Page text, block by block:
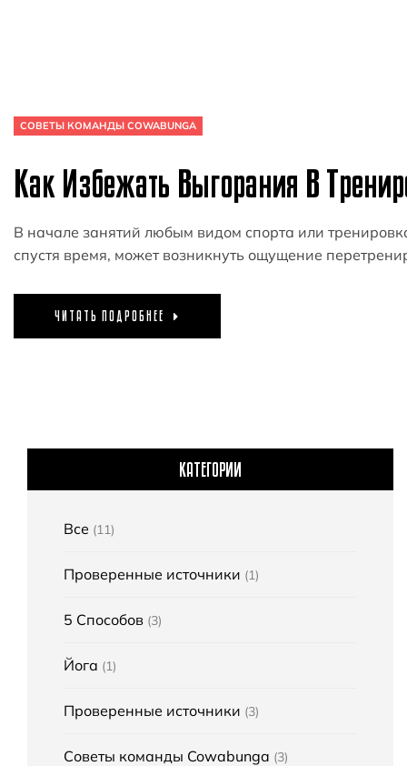
СОВЕТЫ КОМАНДЫ COWABUNGA
Как Избежать Выгорания В
В начале занятий любым видом спорта или
спустя время, может возникнуть ощущение
ЧИТАТЬ ПОДРОБНЕЕ
КАТЕГОРИИ
Все (11)
Проверенные источники (1)
5 Способов (3)
Йога (1)
Проверенные источники (3)
Советы команды Cowabunga (3)